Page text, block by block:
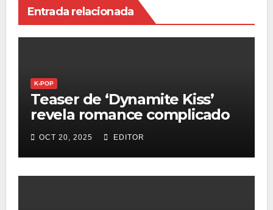
Entrada relacionada
K-POP
Teaser de ‘Dynamite Kiss’
revela romance complicado
entre personajes
OCT 20, 2025 EDITOR